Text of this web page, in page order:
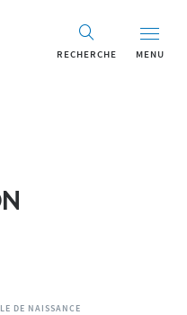
RECHERCHE MENU
DE NAISSANCE